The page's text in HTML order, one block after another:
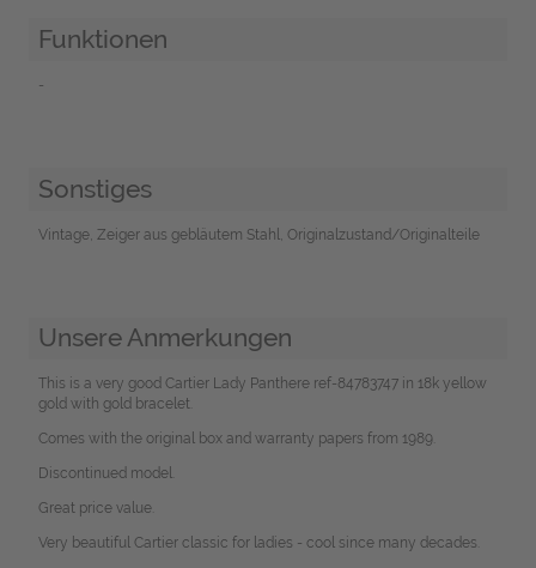
Funktionen
-
Sonstiges
Vintage, Zeiger aus gebläutem Stahl, Originalzustand/Originalteile
Unsere Anmerkungen
This is a very good Cartier Lady Panthere ref-84783747 in 18k yellow
gold with gold bracelet.
Comes with the original box and warranty papers from 1989.
Discontinued model.
Great price value.
Very beautiful Cartier classic for ladies - cool since many decades.